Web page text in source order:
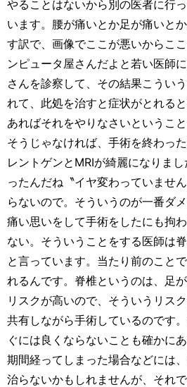
やることはないから別の医者に行
います。腰が痛いとか足が痛いと
す訳で、画像でここが悪いからこ
ンピュータ屋さんだよと若い医師
さんを診察して、その結果こうい
れて、此処を治すと症状がとれる
あればそれをやりなさいというこ
そうじゃなければ、手術を終わっ
レントゲンとMRIが綺麗になりま
ったんだね〝イヤ変わっていませ
らないので。そういうのが一番ダ
痛い思いをして手術をしたにも拘
ない。そういうことをする医師は
と言っています。当たり前のこと
れるんです。脊椎というのは、足
リスクが高いので、そういうリス
共有しながら手術しているのです
ぐには良くならないことも確かに
期間経ってしまった場合などには
治らないかもしれませんが、それ